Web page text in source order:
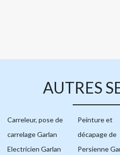
AUTRES
Carreleur, pose de
carrelage Garlan
Electricien Garlan
Peinture et
décapage de
Persienne